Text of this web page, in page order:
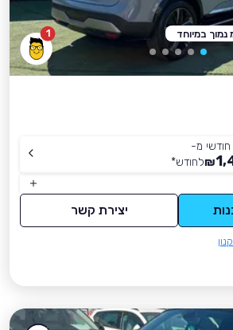
1
מ-
₪לחודש*
יצירת קשר
נמוך במיוחד